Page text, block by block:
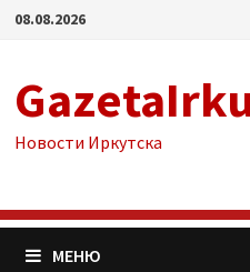
Перейти
08.08.2026
Новости Иркутска
МЕНЮ